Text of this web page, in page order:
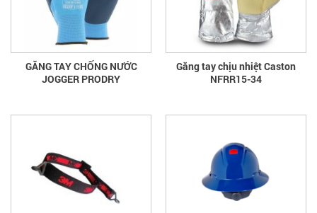
GĂNG TAY CHỐNG NƯỚC
JOGGER PRODRY
Găng tay chịu nhiệt Caston
NFRR15-34